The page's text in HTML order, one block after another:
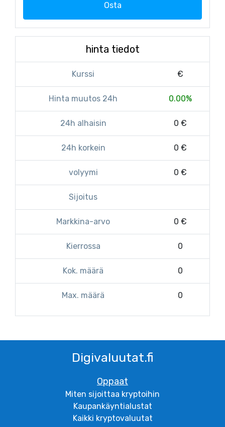
Osta
hinta tiedot
Kurssi €
Hinta muutos 24h 0.00%
24h alhaisin 0 €
24h korkein 0 €
volyymi 0 €
Sijoitus
Markkina-arvo 0 €
Kierrossa 0
Kok. määrä 0
Max. määrä 0
Digivaluutat.fi
Oppaat
Miten sijoittaa kryptoihin
Kaupankäyntialustat
Kaikki kryptovaluutat